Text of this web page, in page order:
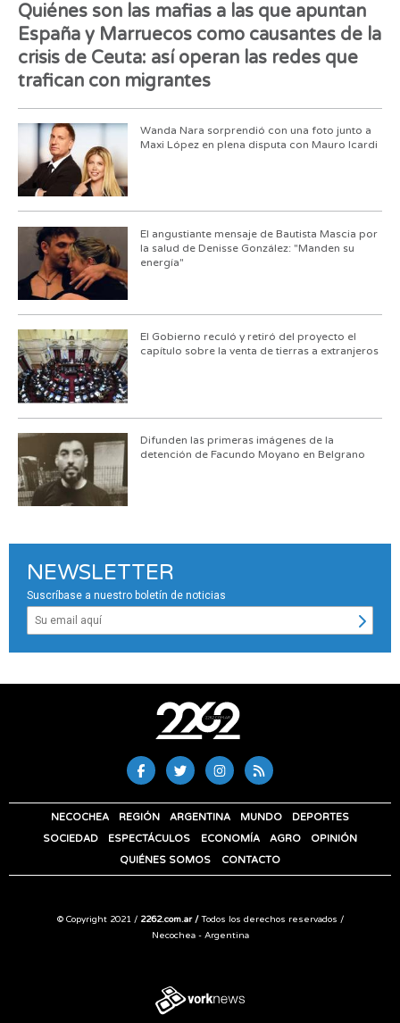
Quiénes son las mafias a las que apuntan
España y Marruecos como causantes de la
crisis de Ceuta: así operan las redes que
trafican con migrantes
Wanda Nara sorprendió con una foto junto a
Maxi López en plena disputa con Mauro Icardi
El angustiante mensaje de Bautista Mascia por
la salud de Denisse González: "Manden su
energía"
El Gobierno reculó y retiró del proyecto el
capítulo sobre la venta de tierras a extranjeros
Difunden las primeras imágenes de la
detención de Facundo Moyano en Belgrano
NEWSLETTER
Suscríbase a nuestro boletín de noticias
NECOCHEA REGIÓN ARGENTINA MUNDO
DEPORTES
SOCIEDAD
ESPECTÁCULOS ECONOMÍA AGRO
OPINIÓN
QUIÉNES SOMOS
CONTACTO
© Copyright 2021 / 2262.com.ar /Todos los derechos reservados /
Necochea - Argentina